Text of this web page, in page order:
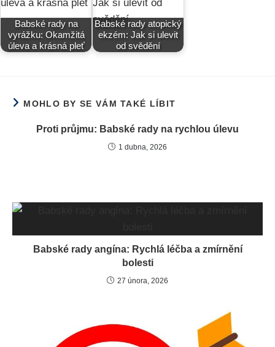
Babské rady na
vyrážku: Okamžitá
úleva a krásná pleť
Babské rady atopický
ekzém: Jak si ulevit
od svědění
MOHLO BY SE VÁM TAKÉ LÍBIT
Proti průjmu: Babské rady na rychlou úlevu
1 dubna, 2026
Babské rady angína: Rychlá léčba a zmírnění
bolesti
27 února, 2026